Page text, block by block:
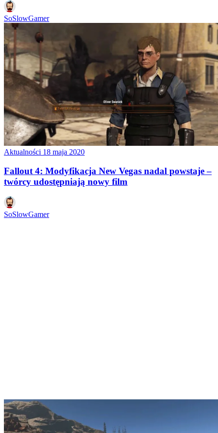
SoSlowGamer
Aktualności 18 maja 2020
Fallout 4: Modyfikacja New Vegas nadal powstaje –
twórcy udostępniają nowy film
SoSlowGamer